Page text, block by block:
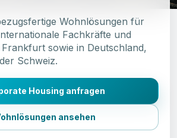
Wohnlösungen für
Fachkräfte und
sowie in Deutschland,
Schweiz.
Housing anfragen
ansehen